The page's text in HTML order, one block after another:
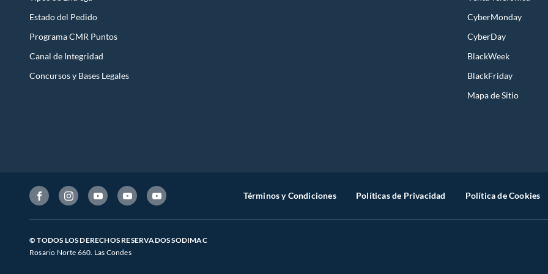
Estado del Pedido
Programa CMR Puntos
Canal de Integridad
Concursos y Bases Legales
CyberMonday
CyberDay
BlackWeek
BlackFriday
Mapa de Sitio
Términos y Condiciones Políticas de Privacidad Política de Cookies
© TODOS LOS DERECHOS RESERVADOS SODIMAC
Rosario Norte 660. Las Condes